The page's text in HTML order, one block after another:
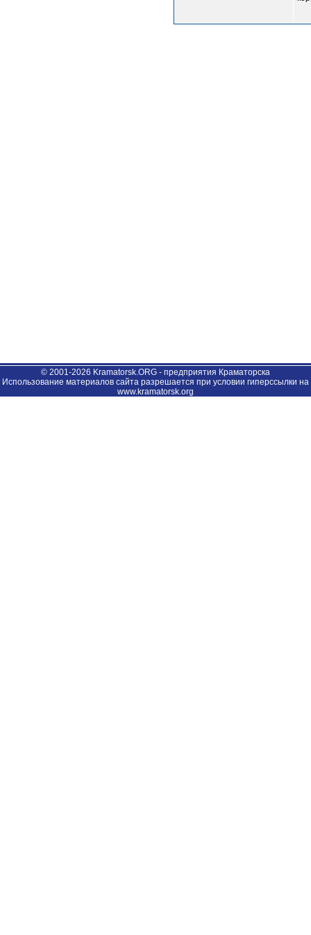
© 2001-2026 Kramatorsk.ORG - предприятия Краматорска
Использование материалов сайта разрешается при условии гиперссылки на
www.kramatorsk.org